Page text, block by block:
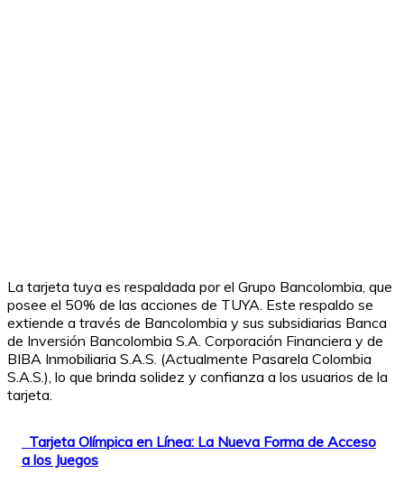
La tarjeta tuya es respaldada por el Grupo Bancolombia, que
posee el 50% de las acciones de TUYA. Este respaldo se
extiende a través de Bancolombia y sus subsidiarias Banca
de Inversión Bancolombia S.A. Corporación Financiera y de
BIBA Inmobiliaria S.A.S. (Actualmente Pasarela Colombia
S.A.S.), lo que brinda solidez y confianza a los usuarios de la
tarjeta.
Tarjeta Olímpica en Línea: La Nueva Forma de Acceso
a los Juegos